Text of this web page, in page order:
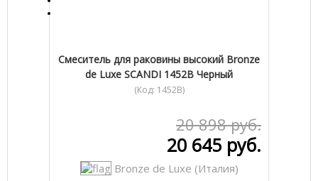
Cмеситель для раковины высокий Bronze
de Luxe SCANDI 1452B Черный
(Код: 1452B)
20 898 руб.
20 645 руб.
Bronze de Luxe (Италия)